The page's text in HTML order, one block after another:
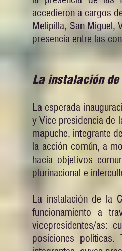
accedieron a cargos
Melipilla, San Miguel,
presencia entre las
La instalación
La esperada
y Vice presidencia de
mapuche, integrante
la acción común, a
hacia objetivos
plurinacional e
La instalación de la
funcionamiento a
vicepresidentes/as:
posiciones